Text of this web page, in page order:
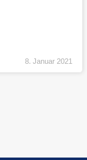
8. Januar 2021